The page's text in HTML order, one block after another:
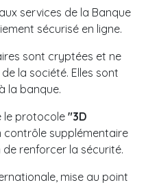
services de la Banque
sécurisé en ligne.
sont cryptées et ne
la société. Elles sont
la banque.
le protocole "3D
contrôle supplémentaire
renforcer la sécurité.
mise au point